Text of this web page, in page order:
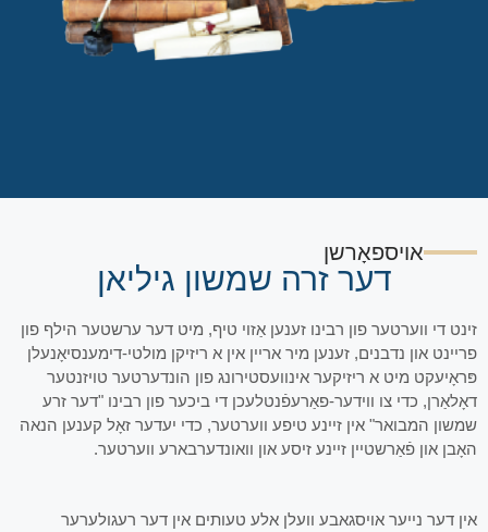
אויספאָרשן
דער זרה שמשון גיליאן
זינט די ווערטער פון רבינו זענען אַזוי טיף, מיט דער ערשטער הילף פון
פריינט און נדבנים, זענען מיר אריין אין א ריזיקן מולטי-דימענסיאָנעלן
פּראָיעקט מיט א ריזיקער אינוועסטירונג פון הונדערטער טויזנטער
דאָלאַרן, כדי צו ווידער-פאַרעפֿנטלעכן די ביכער פון רבינו "דער זרע
שמשון המבואר" אין זיינע טיפע ווערטער, כדי יעדער זאָל קענען הנאה
האָבן און פֿאַרשטיין זיינע זיסע און וואונדערבארע ווערטער.
אין דער נייער אויסגאבע וועלן אלע טעותים אין דער רעגולערער